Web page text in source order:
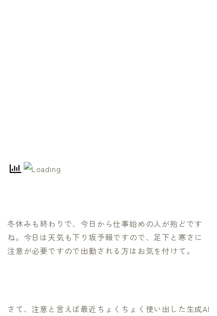
冬休みも終わりで、今日から仕事始めの人が殆どです
ね。今日は天気も下り坂予報ですので、足下と寒さに
注意が必要ですので出勤される方はお気を付けて。
さて、注意と言えば最近ちょくちょく使い出した生成AI